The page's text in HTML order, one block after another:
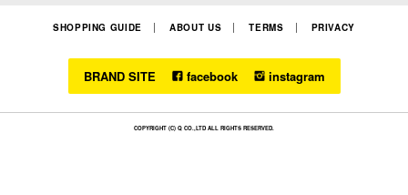
SHOPPING GUIDE ABOUT US TERMS PRIVACY
BRAND SITE facebook instagram
COPYRIGHT (C) Q CO.,LTD ALL RIGHTS RESERVED.